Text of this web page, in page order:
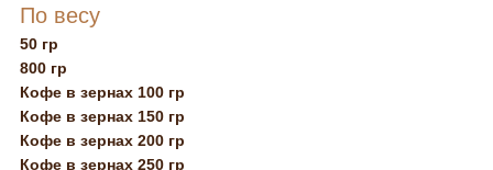
По весу
50 гр
800 гр
Кофе в зернах 100 гр
Кофе в зернах 150 гр
Кофе в зернах 200 гр
Кофе в зернах 250 гр